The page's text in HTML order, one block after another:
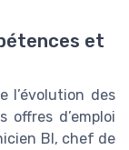
et
l’évolution des
offres d’emploi
BI, chef de